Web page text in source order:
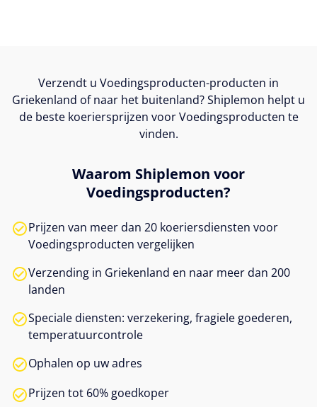
Verzendt u Voedingsproducten-producten in
Griekenland of naar het buitenland? Shiplemon helpt u
de beste koeriersprijzen voor Voedingsproducten te
vinden.
Waarom Shiplemon voor
Voedingsproducten?
Prijzen van meer dan 20 koeriersdiensten voor
Voedingsproducten vergelijken
Verzending in Griekenland en naar meer dan 200
landen
Speciale diensten: verzekering, fragiele goederen,
temperatuurcontrole
Ophalen op uw adres
Prijzen tot 60% goedkoper